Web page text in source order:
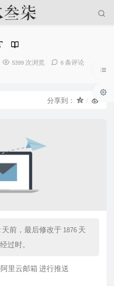
5399 次浏览
6 条评论
分享到：
前，最后修改于 1876 天
过时。
里云邮箱 进行推送